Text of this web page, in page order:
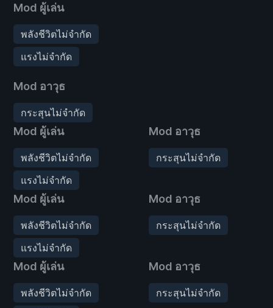
Mod ผู้เล่น
พลังชีวิตไม่จำกัด
แรงไม่จำกัด
Mod อาวุธ
กระสุนไม่จำกัด
Mod ผู้เล่น
พลังชีวิตไม่จำกัด
แรงไม่จำกัด
Mod อาวุธ
กระสุนไม่จำกัด
Mod ผู้เล่น
พลังชีวิตไม่จำกัด
แรงไม่จำกัด
Mod อาวุธ
กระสุนไม่จำกัด
Mod ผู้เล่น
พลังชีวิตไม่จำกัด
Mod อาวุธ
กระสุนไม่จำกัด